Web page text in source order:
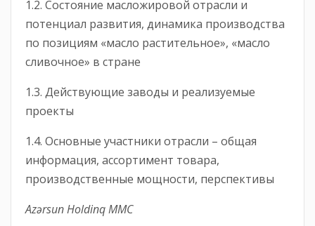
1.2. Состояние масложировой отрасли и
потенциал развития, динамика производства
по позициям «масло растительное», «масло
сливочное» в стране
1.3. Действующие заводы и реализуемые
проекты
1.4. Основные участники отрасли – общая
информация, ассортимент товара,
производственные мощности, перспективы
Azərsun Holdinq MMC